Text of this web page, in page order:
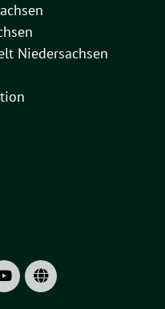
Niedersachsen